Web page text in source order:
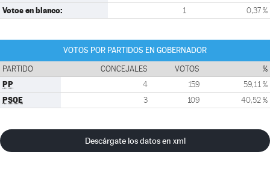
Votos en blanco: 1 0,37 %
VOTOS POR PARTIDOS EN GOBERNADOR
PARTIDO CONCEJALES VOTOS %
PP 4 159 59,11 %
PSOE 3 109 40,52 %
Descárgate los datos en xml